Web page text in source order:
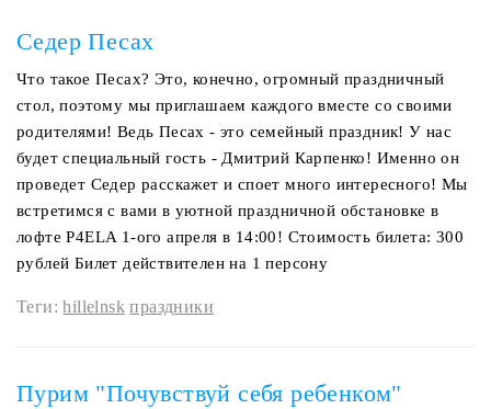
Седер Песах
Что такое Песах? Это, конечно, огромный праздничный
стол, поэтому мы приглашаем каждого вместе со своими
родителями! Ведь Песах - это семейный праздник! У нас
будет специальный гость - Дмитрий Карпенко! Именно он
проведет Седер расскажет и споет много интересного! Мы
встретимся с вами в уютной праздничной обстановке в
лофте P4ELA 1-ого апреля в 14:00! Стоимость билета: 300
рублей Билет действителен на 1 персону
Теги:hillelnsk праздники
Пурим "Почувствуй себя ребенком"